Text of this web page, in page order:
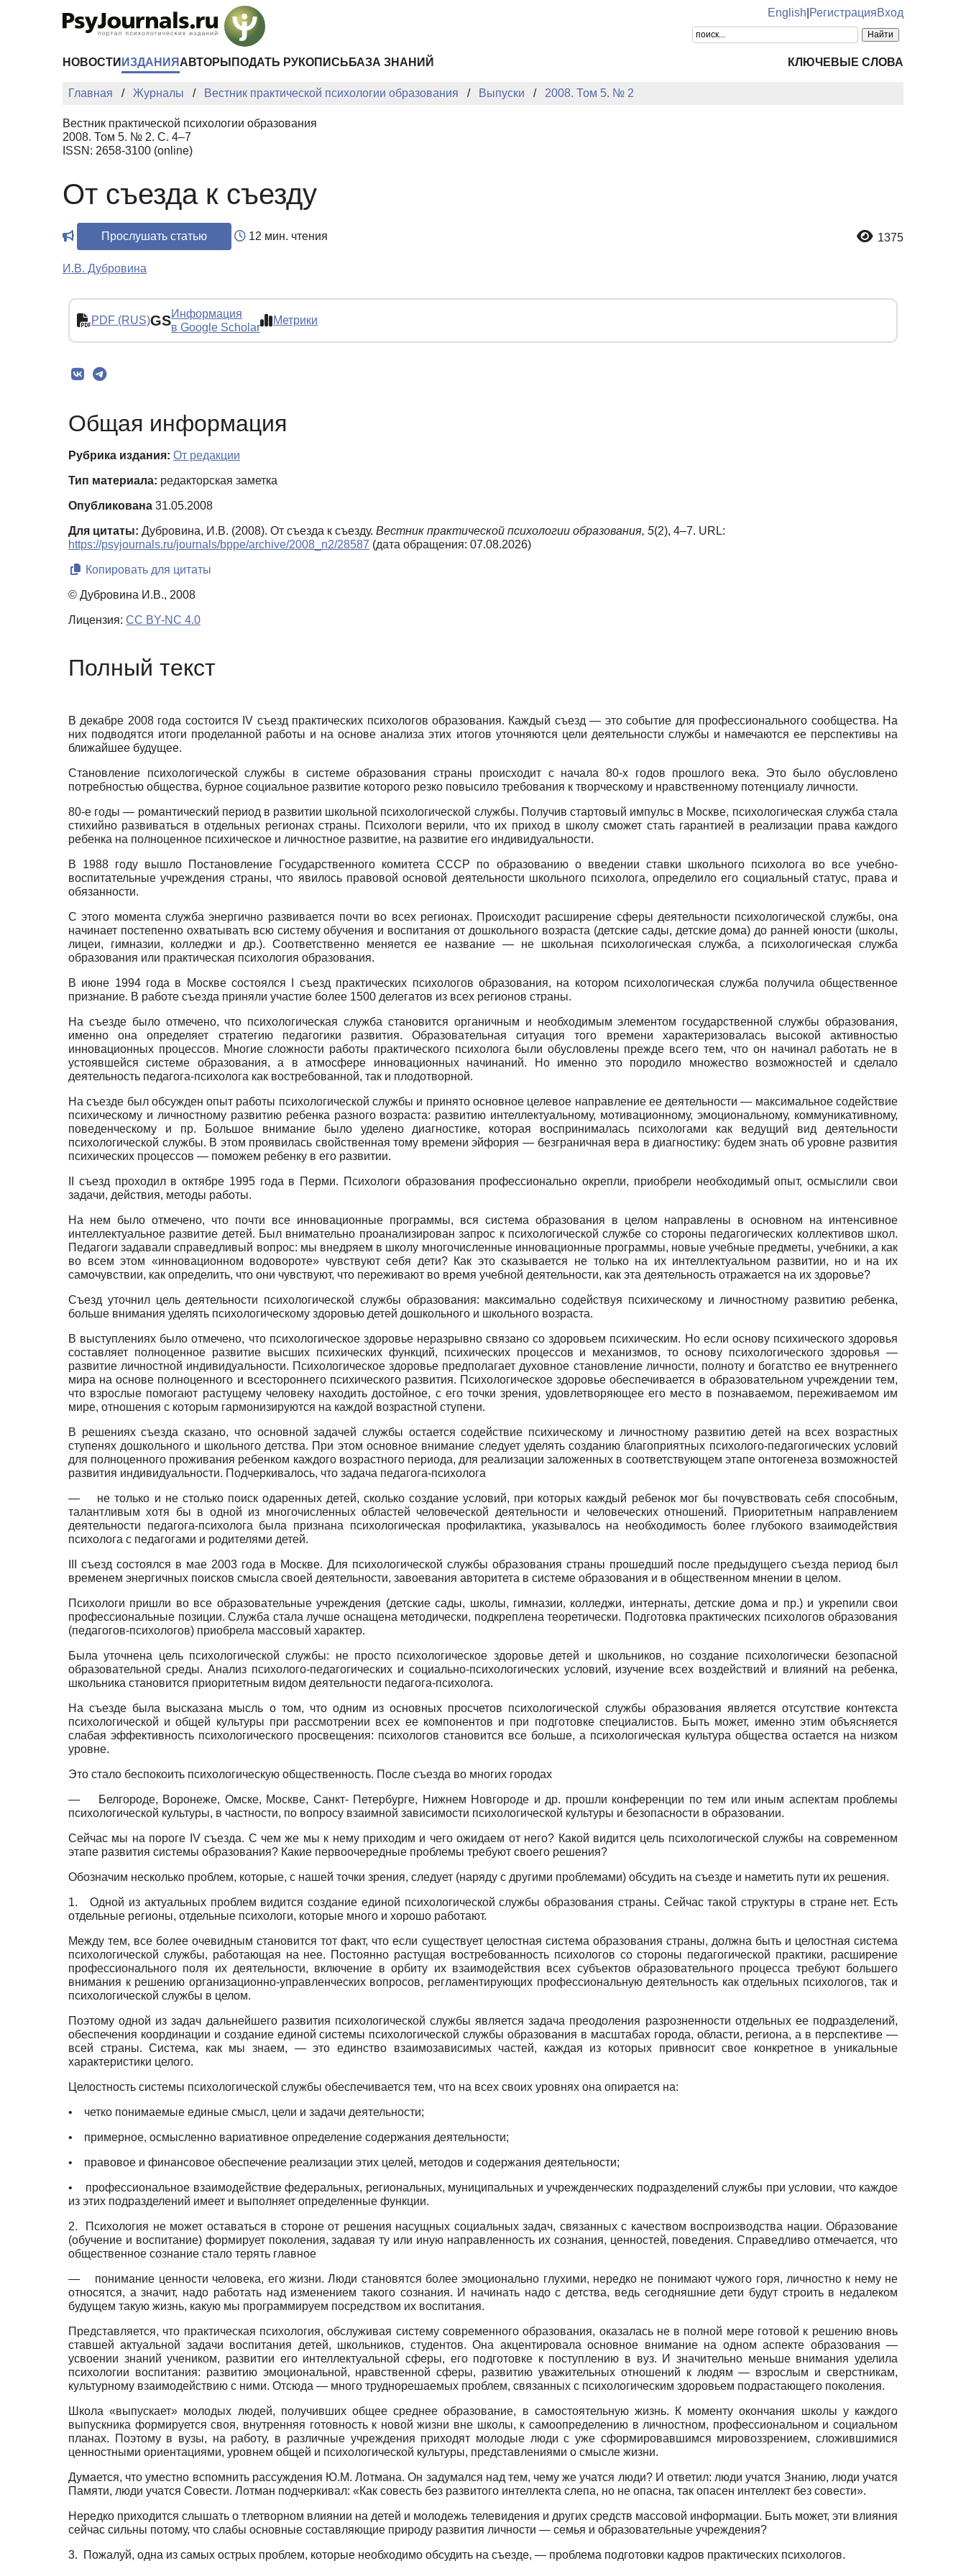
English РегистрацияВход
НОВОСТИ ИЗДАНИЯ АВТОРЫ ПОДАТЬ РУКОПИСЬ БАЗА ЗНАНИЙ КЛЮЧЕВЫЕ СЛОВА
Главная Журналы Вестник практической психологии образования Выпуски 2008. Том 5. № 2
Вестник практической психологии образования
2008. Том 5. № 2. С. 4–7
ISSN: 2658-3100 (online)
От съезда к съезду
Прослушать статью 12 мин. чтения 1375
И.В. Дубровина
PDF (RUS)GSИнформация
в Google Scholar
Метрики
Общая информация
Рубрика издания: От редакции
Тип материала: редакторская заметка
Опубликована 31.05.2008
Для цитаты: Дубровина, И.В. (2008). От съезда к съезду. Вестник практической психологии образования, 5(2), 4–7. URL:
https://psyjournals.ru/journals/bppe/archive/2008_n2/28587 (дата обращения: 07.08.2026)
Копировать для цитаты
© Дубровина И.В., 2008
Лицензия: CC BY-NC 4.0
Полный текст
В декабре 2008 года состоится IV съезд практических психологов образования. Каждый съезд — это событие для профессионального сообщества. На
них подводятся итоги проделанной работы и на основе анализа этих итогов уточняются цели деятельности службы и намечаются ее перспективы на
ближайшее будущее.
Становление психологической службы в системе образования страны происходит с начала 80-х годов прошлого века. Это было обусловлено
потребностью общества, бурное социальное развитие которого резко повысило требования к творческому и нравственному потенциалу личности.
80-е годы — романтический период в развитии школьной психологической службы. Получив стартовый импульс в Москве, психологическая служба стала
стихийно развиваться в отдельных регионах страны. Психологи верили, что их приход в школу сможет стать гарантией в реализации права каждого
ребенка на полноценное психическое и личностное развитие, на развитие его индивидуальности.
В 1988 году вышло Постановление Государственного комитета СССР по образованию о введении ставки школьного психолога во все учебно-
воспитательные учреждения страны, что явилось правовой основой деятельности школьного психолога, определило его социальный статус, права и
обязанности.
С этого момента служба энергично развивается почти во всех регионах. Происходит расширение сферы деятельности психологической службы, она
начинает постепенно охватывать всю систему обучения и воспитания от дошкольного возраста (детские сады, детские дома) до ранней юности (школы,
лицеи, гимназии, колледжи и др.). Соответственно меняется ее название — не школьная психологическая служба, а психологическая служба
образования или практическая психология образования.
В июне 1994 года в Москве состоялся I съезд практических психологов образования, на котором психологическая служба получила общественное
признание. В работе съезда приняли участие более 1500 делегатов из всех регионов страны.
На съезде было отмечено, что психологическая служба становится органичным и необходимым элементом государственной службы образования,
именно она определяет стратегию педагогики развития. Образовательная ситуация того времени характеризовалась высокой активностью
инновационных процессов. Многие сложности работы практического психолога были обусловлены прежде всего тем, что он начинал работать не в
устоявшейся системе образования, а в атмосфере инновационных начинаний. Но именно это породило множество возможностей и сделало
деятельность педагога-психолога как востребованной, так и плодотворной.
На съезде был обсужден опыт работы психологической службы и принято основное целевое направление ее деятельности — максимальное содействие
психическому и личностному развитию ребенка разного возраста: развитию интеллектуальному, мотивационному, эмоциональному, коммуникативному,
поведенческому и пр. Большое внимание было уделено диагностике, которая воспринималась психологами как ведущий вид деятельности
психологической службы. В этом проявилась свойственная тому времени эйфория — безграничная вера в диагностику: будем знать об уровне развития
психических процессов — поможем ребенку в его развитии.
II съезд проходил в октябре 1995 года в Перми. Психологи образования профессионально окрепли, приобрели необходимый опыт, осмыслили свои
задачи, действия, методы работы.
На нем было отмечено, что почти все инновационные программы, вся система образования в целом направлены в основном на интенсивное
интеллектуальное развитие детей. Был внимательно проанализирован запрос к психологической службе со стороны педагогических коллективов школ.
Педагоги задавали справедливый вопрос: мы внедряем в школу многочисленные инновационные программы, новые учебные предметы, учебники, а как
во всем этом «инновационном водовороте» чувствуют себя дети? Как это сказывается не только на их интеллектуальном развитии, но и на их
самочувствии, как определить, что они чувствуют, что переживают во время учебной деятельности, как эта деятельность отражается на их здоровье?
Съезд уточнил цель деятельности психологической службы образования: максимально содействуя психическому и личностному развитию ребенка,
больше внимания уделять психологическому здоровью детей дошкольного и школьного возраста.
В выступлениях было отмечено, что психологическое здоровье неразрывно связано со здоровьем психическим. Но если основу психического здоровья
составляет полноценное развитие высших психических функций, психических процессов и механизмов, то основу психологического здоровья —
развитие личностной индивидуальности. Психологическое здоровье предполагает духовное становление личности, полноту и богатство ее внутреннего
мира на основе полноценного и всестороннего психического развития. Психологическое здоровье обеспечивается в образовательном учреждении тем,
что взрослые помогают растущему человеку находить достойное, с его точки зрения, удовлетворяющее его место в познаваемом, переживаемом им
мире, отношения с которым гармонизируются на каждой возрастной ступени.
В решениях съезда сказано, что основной задачей службы остается содействие психическому и личностному развитию детей на всех возрастных
ступенях дошкольного и школьного детства. При этом основное внимание следует уделять созданию благоприятных психолого-педагогических условий
для полноценного проживания ребенком каждого возрастного периода, для реализации заложенных в соответствующем этапе онтогенеза возможностей
развития индивидуальности. Подчеркивалось, что задача педагога-психолога
— не только и не столько поиск одаренных детей, сколько создание условий, при которых каждый ребенок мог бы почувствовать себя способным,
талантливым хотя бы в одной из многочисленных областей человеческой деятельности и человеческих отношений. Приоритетным направлением
деятельности педагога-психолога была признана психологическая профилактика, указывалось на необходимость более глубокого взаимодействия
психолога с педагогами и родителями детей.
III съезд состоялся в мае 2003 года в Москве. Для психологической службы образования страны прошедший после предыдущего съезда период был
временем энергичных поисков смысла своей деятельности, завоевания авторитета в системе образования и в общественном мнении в целом.
Психологи пришли во все образовательные учреждения (детские сады, школы, гимназии, колледжи, интернаты, детские дома и пр.) и укрепили свои
профессиональные позиции. Служба стала лучше оснащена методически, подкреплена теоретически. Подготовка практических психологов образования
(педагогов-психологов) приобрела массовый характер.
Была уточнена цель психологической службы: не просто психологическое здоровье детей и школьников, но создание психологически безопасной
образовательной среды. Анализ психолого-педагогических и социально-психологических условий, изучение всех воздействий и влияний на ребенка,
школьника становится приоритетным видом деятельности педагога-психолога.
На съезде была высказана мысль о том, что одним из основных просчетов психологической службы образования является отсутствие контекста
психологической и общей культуры при рассмотрении всех ее компонентов и при подготовке специалистов. Быть может, именно этим объясняется
слабая эффективность психологического просвещения: психологов становится все больше, а психологическая культура общества остается на низком
уровне.
Это стало беспокоить психологическую общественность. После съезда во многих городах
—
Белгороде, Воронеже, Омске, Москве, Санкт- Петербурге, Нижнем Новгороде и др. прошли конференции по тем или иным аспектам проблемы
психологической культуры, в частности, по вопросу взаимной зависимости психологической культуры и безопасности в образовании.
Сейчас мы на пороге IV съезда. С чем же мы к нему приходим и чего ожидаем от него? Какой видится цель психологической службы на современном
этапе развития системы образования? Какие первоочередные проблемы требуют своего решения?
Обозначим несколько проблем, которые, с нашей точки зрения, следует (наряду с другими проблемами) обсудить на съезде и наметить пути их решения.
1.Одной из актуальных проблем видится создание единой психологической службы образования страны. Сейчас такой структуры в стране нет. Есть
отдельные регионы, отдельные психологи, которые много и хорошо работают.
Между тем, все более очевидным становится тот факт, что если существует целостная система образования страны, должна быть и целостная система
психологической службы, работающая на нее. Постоянно растущая востребованность психологов со стороны педагогической практики, расширение
профессионального поля их деятельности, включение в орбиту их взаимодействия всех субъектов образовательного процесса требуют большего
внимания к решению организационно-управленческих вопросов, регламентирующих профессиональную деятельность как отдельных психологов, так и
психологической службы в целом.
Поэтому одной из задач дальнейшего развития психологической службы является задача преодоления разрозненности отдельных ее подразделений,
обеспечения координации и создание единой системы психологической службы образования в масштабах города, области, региона, а в перспективе —
всей страны. Система, как мы знаем, — это единство взаимозависимых частей, каждая из которых привносит свое конкретное в уникальные
характеристики целого.
Целостность системы психологической службы обеспечивается тем, что на всех своих уровнях она опирается на:
• четко понимаемые единые смысл, цели и задачи деятельности;
• примерное, осмысленно вариативное определение содержания деятельности;
• правовое и финансовое обеспечение реализации этих целей, методов и содержания деятельности;
• профессиональное взаимодействие федеральных, региональных, муниципальных и учрежденческих подразделений службы при условии, что каждое
из этих подразделений имеет и выполняет определенные функции.
2.
Психология не может оставаться в стороне от решения насущных социальных задач, связанных с качеством воспроизводства нации. Образование
(обучение и воспитание) формирует поколения, задавая ту или иную направленность их сознания, ценностей, поведения. Справедливо отмечается, что
общественное сознание стало терять главное
— понимание ценности человека, его жизни. Люди становятся более эмоционально глухими, нередко не понимают чужого горя, личностно к нему не
относятся, а значит, надо работать над изменением такого сознания. И начинать надо с детства, ведь сегодняшние дети будут строить в недалеком
будущем такую жизнь, какую мы программируем посредством их воспитания.
Представляется, что практическая психология, обслуживая систему современного образования, оказалась не в полной мере готовой к решению вновь
ставшей актуальной задачи воспитания детей, школьников, студентов. Она акцентировала основное внимание на одном аспекте образования —
усвоении знаний учеником, развитии его интеллектуальной сферы, его подготовке к поступлению в вуз. И значительно меньше внимания уделила
психологии воспитания: развитию эмоциональной, нравственной сферы, развитию уважительных отношений к людям — взрослым и сверстникам,
культурному взаимодействию с ними. Отсюда — много труднорешаемых проблем, связанных с психологическим здоровьем подрастающего поколения.
Школа «выпускает» молодых людей, получивших общее среднее образование, в самостоятельную жизнь. К моменту окончания школы у каждого
выпускника формируется своя, внутренняя готовность к новой жизни вне школы, к самоопределению в личностном, профессиональном и социальном
планах. Поэтому в вузы, на работу, в различные учреждения приходят молодые люди с уже сформировавшимся мировоззрением, сложившимися
ценностными ориентациями, уровнем общей и психологической культуры, представлениями о смысле жизни.
Думается, что уместно вспомнить рассуждения Ю.М. Лотмана. Он задумался над тем, чему же учатся люди? И ответил: люди учатся Знанию, люди учатся
Памяти, люди учатся Совести. Лотман подчеркивал: «Как совесть без развитого интеллекта слепа, но не опасна, так опасен интеллект без совести».
Нередко приходится слышать о тлетворном влиянии на детей и молодежь телевидения и других средств массовой информации. Быть может, эти влияния
сейчас сильны потому, что слабы основные составляющие природу развития личности — семья и образовательные учреждения?
3. Пожалуй, одна из самых острых проблем, которые необходимо обсудить на съезде, — проблема подготовки кадров практических психологов.